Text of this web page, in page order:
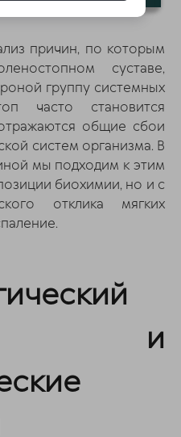
причин, по которым
суставе,
группу системных
часто становится
общие сбои
систем организма. В
мы подходим к этим
биохимии, но и с
отклика мягких
и